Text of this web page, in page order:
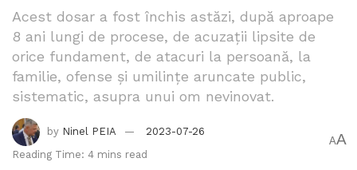
Acest dosar a fost închis astăzi, după aproape
8 ani lungi de procese, de acuzații lipsite de
orice fundament, de atacuri la persoană, la
familie, ofense și umilințe aruncate public,
sistematic, asupra unui om nevinovat.
by Ninel PEIA
2023-07-26
Reading Time: 4 mins read
AA